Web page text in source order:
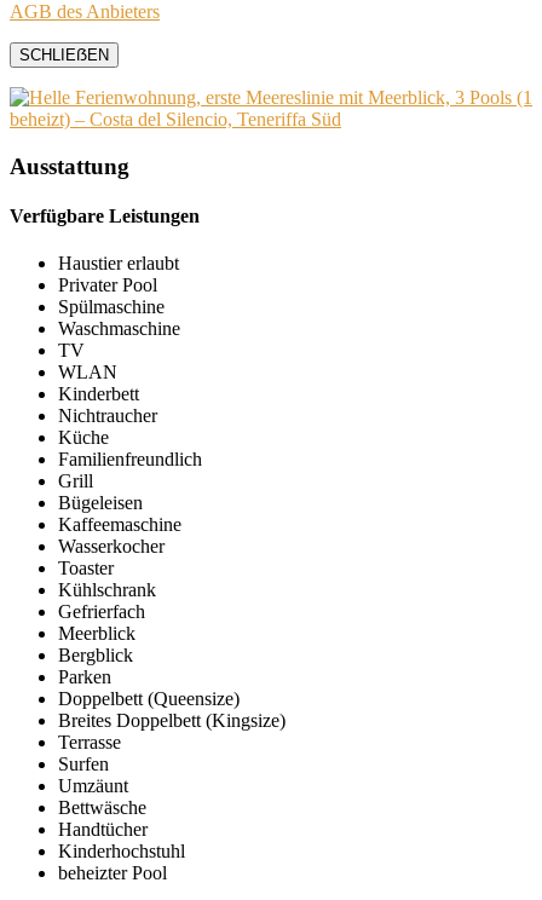
AGB des Anbieters
SCHLIEẞEN
Ausstattung
Verfügbare Leistungen
Haustier erlaubt
Privater Pool
Spülmaschine
Waschmaschine
TV
WLAN
Kinderbett
Nichtraucher
Küche
Familienfreundlich
Grill
Bügeleisen
Kaffeemaschine
Wasserkocher
Toaster
Kühlschrank
Gefrierfach
Meerblick
Bergblick
Parken
Doppelbett (Queensize)
Breites Doppelbett (Kingsize)
Terrasse
Surfen
Umzäunt
Bettwäsche
Handtücher
Kinderhochstuhl
beheizter Pool